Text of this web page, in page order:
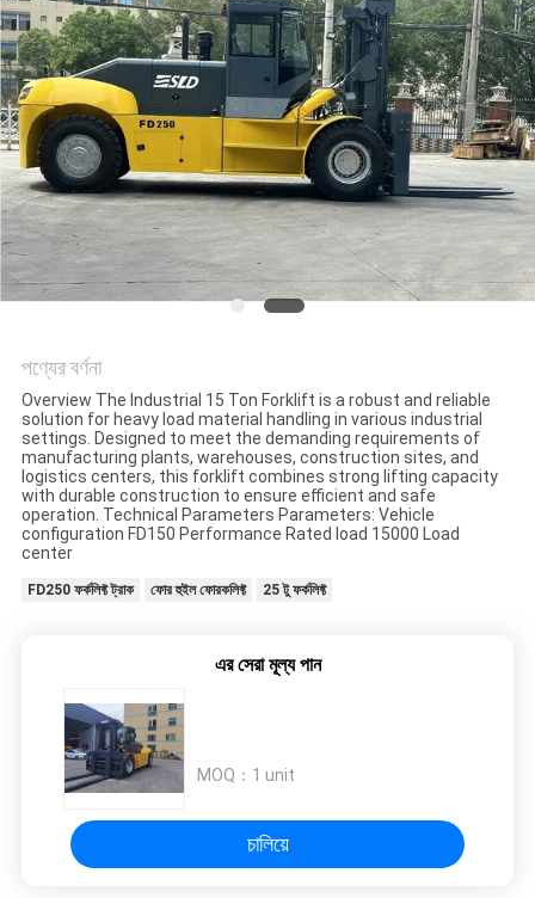
পণ্যের বর্ণনা
Overview The Industrial 15 Ton Forklift is a robust and reliable
solution for heavy load material handling in various industrial
settings. Designed to meet the demanding requirements of
manufacturing plants, warehouses, construction sites, and
logistics centers, this forklift combines strong lifting capacity
with durable construction to ensure efficient and safe
operation. Technical Parameters Parameters: Vehicle
configuration FD150 Performance Rated load 15000 Load
center
FD250 ফর্কলিফ্ট ট্রাক ফোর হুইল ফোরকলিফ্ট 25 টু ফর্কলিফ্ট
এর সেরা মূল্য পান
MOQ： 1 unit
চালিয়ে